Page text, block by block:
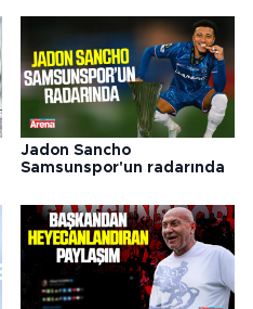
Jadon Sancho
Samsunspor'un radarında